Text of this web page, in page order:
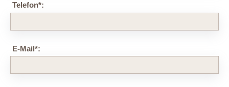
Telefon*:
E-Mail*: